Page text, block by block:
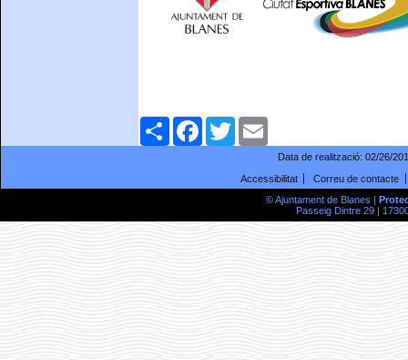
ComparteixFacebookTwitter
Data de realització: 02/26/
Accessibilitat
Correu de contacte
© Ajuntament de Blanes |
Passeig Dintre 29 |